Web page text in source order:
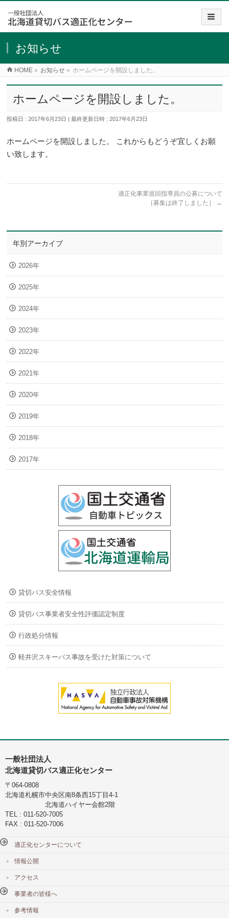
お知らせ
HOME » お知らせ » ホームページを開設しました。
ホームページを開設しました。
投稿日 : 2017年6月23日 最終更新日時 : 2017年6月23日
ホームページを開設しました。 これからもどうぞ宜しくお願
い致します。
適正化事業巡回指導員の公募について
［募集は終了しました］
→
年別アーカイブ
2026年
2025年
2024年
2023年
2022年
2021年
2020年
2019年
2018年
2017年
貸切バス安全情報
貸切バス事業者安全性評価認定制度
行政処分情報
軽井沢スキーバス事故を受けた対策について
一般社団法人
北海道貸切バス適正化センター
〒064-0808
北海道札幌市中央区南8条西15丁目4-1
北海道ハイヤー会館2階
TEL : 011-520-7005
FAX : 011-520-7006
適正化センターについて
情報公開
アクセス
事業者の皆様へ
参考情報